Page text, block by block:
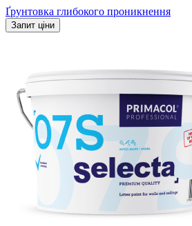
Ґрунтовка глибокого проникнення
Запит ціни